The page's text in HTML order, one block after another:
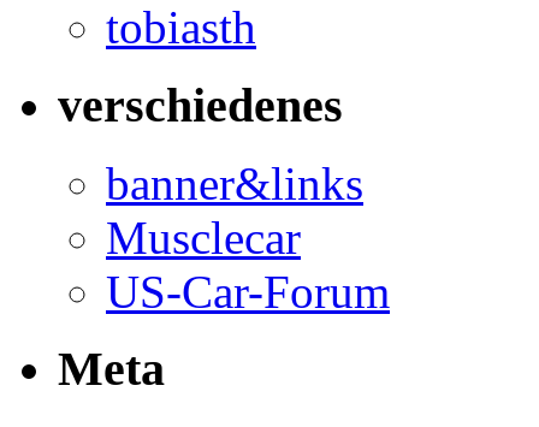
tobiasth
verschiedenes
banner&links
Musclecar
US-Car-Forum
Meta